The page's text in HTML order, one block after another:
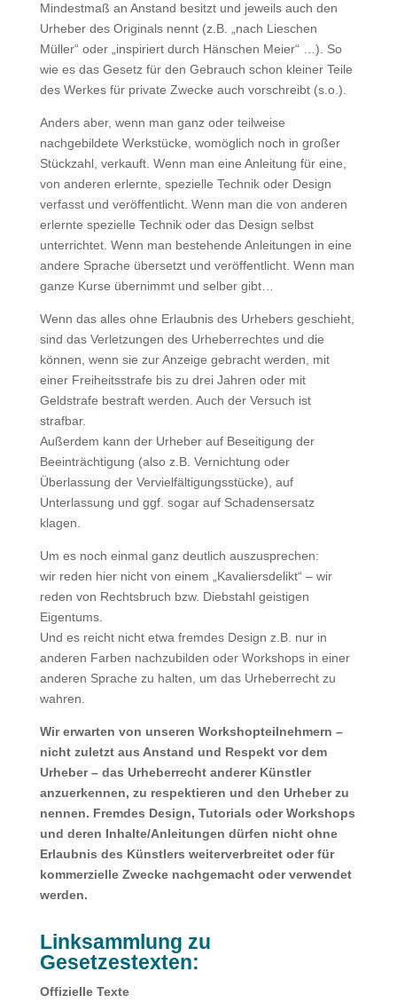
Mindestmaß an Anstand besitzt und jeweils auch den
Urheber des Originals nennt (z.B. „nach Lieschen
Müller“ oder „inspiriert durch Hänschen Meier“ …). So
wie es das Gesetz für den Gebrauch schon kleiner Teile
des Werkes für private Zwecke auch vorschreibt (s.o.).
Anders aber, wenn man ganz oder teilweise
nachgebildete Werkstücke, womöglich noch in großer
Stückzahl, verkauft. Wenn man eine Anleitung für eine,
von anderen erlernte, spezielle Technik oder Design
verfasst und veröffentlicht. Wenn man die von anderen
erlernte spezielle Technik oder das Design selbst
unterrichtet. Wenn man bestehende Anleitungen in eine
andere Sprache übersetzt und veröffentlicht. Wenn man
ganze Kurse übernimmt und selber gibt…
Wenn das alles ohne Erlaubnis des Urhebers geschieht,
sind das Verletzungen des Urheberrechtes und die
können, wenn sie zur Anzeige gebracht werden, mit
einer Freiheitsstrafe bis zu drei Jahren oder mit
Geldstrafe bestraft werden. Auch der Versuch ist
strafbar.
Außerdem kann der Urheber auf Beseitigung der
Beeinträchtigung (also z.B. Vernichtung oder
Überlassung der Vervielfältigungsstücke), auf
Unterlassung und ggf. sogar auf Schadensersatz
klagen.
Um es noch einmal ganz deutlich auszusprechen:
wir reden hier nicht von einem „Kavaliersdelikt“ – wir
reden von Rechtsbruch bzw. Diebstahl geistigen
Eigentums.
Und es reicht nicht etwa fremdes Design z.B. nur in
anderen Farben nachzubilden oder Workshops in einer
anderen Sprache zu halten, um das Urheberrecht zu
wahren.
Wir erwarten von unseren Workshopteilnehmern –
nicht zuletzt aus Anstand und Respekt vor dem
Urheber – das Urheberrecht anderer Künstler
anzuerkennen, zu respektieren und den Urheber zu
nennen. Fremdes Design, Tutorials oder Workshops
und deren Inhalte/Anleitungen dürfen nicht ohne
Erlaubnis des Künstlers weiterverbreitet oder für
kommerzielle Zwecke nachgemacht oder verwendet
werden.
Linksammlung zu
Gesetzestexten:
Offizielle Texte